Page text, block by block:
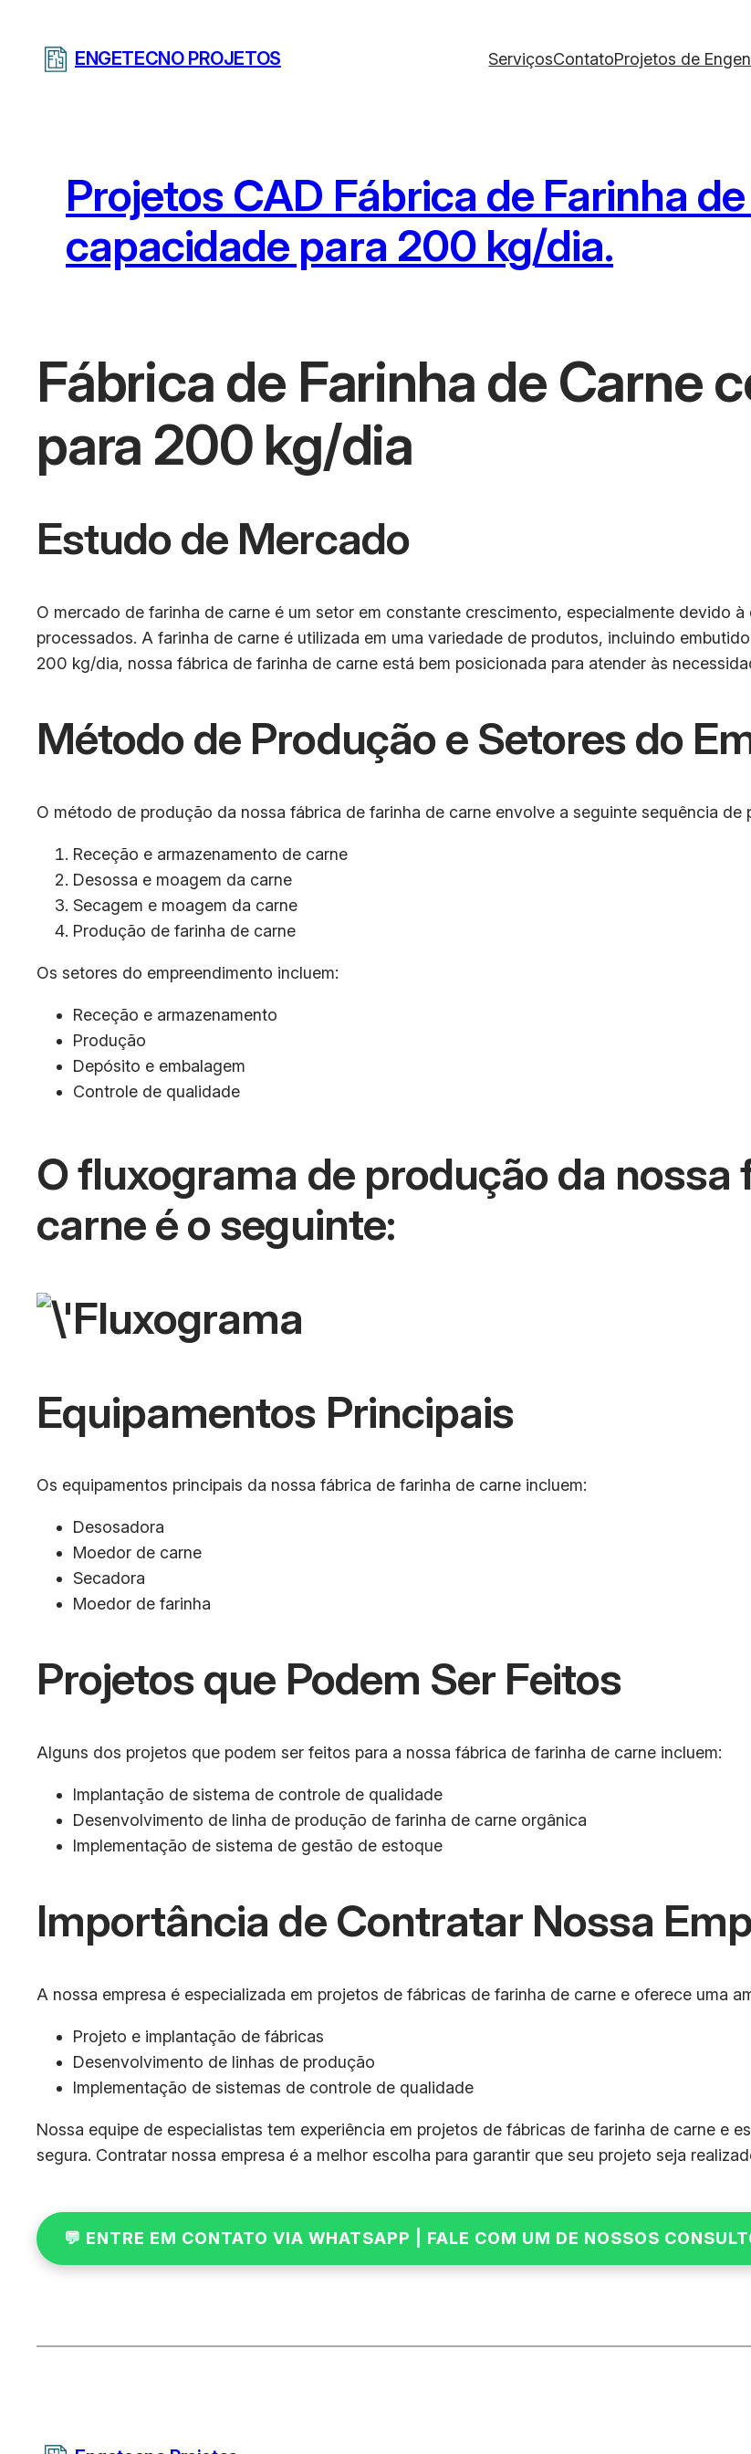
ENGETECNO PROJETOS ServiçosContatoProjetos de
Projetos CAD Fábrica de Farinha
capacidade para 200 kg/dia.
Fábrica de Farinha de Carne
para 200 kg/dia
Estudo de Mercado
O mercado de farinha de carne é um setor em constante crescimento, especialmente devido
processados. A farinha de carne é utilizada em uma variedade de produtos, incluindo
200 kg/dia, nossa fábrica de farinha de carne está bem posicionada para atender às
Método de Produção e Setores do
O método de produção da nossa fábrica de farinha de carne envolve a seguinte sequência de
Receção e armazenamento de carne
Desossa e moagem da carne
Secagem e moagem da carne
Produção de farinha de carne
Os setores do empreendimento incluem:
Receção e armazenamento
Produção
Depósito e embalagem
Controle de qualidade
O fluxograma de produção da nossa
carne é o seguinte:
Equipamentos Principais
Os equipamentos principais da nossa fábrica de farinha de carne incluem:
Desosadora
Moedor de carne
Secadora
Moedor de farinha
Projetos que Podem Ser Feitos
Alguns dos projetos que podem ser feitos para a nossa fábrica de farinha de carne incluem:
Implantação de sistema de controle de qualidade
Desenvolvimento de linha de produção de farinha de carne orgânica
Implementação de sistema de gestão de estoque
Importância de Contratar Nossa
A nossa empresa é especializada em projetos de fábricas de farinha de carne e oferece uma
Projeto e implantação de fábricas
Desenvolvimento de linhas de produção
Implementação de sistemas de controle de qualidade
Nossa equipe de especialistas tem experiência em projetos de fábricas de farinha de carne e
segura. Contratar nossa empresa é a melhor escolha para garantir que seu projeto seja